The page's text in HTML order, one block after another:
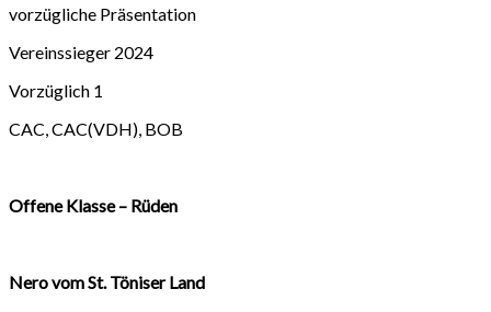
vorzügliche Präsentation
Vereinssieger 2024
Vorzüglich 1
CAC, CAC(VDH), BOB
Offene Klasse – Rüden
Nero vom St. Töniser Land